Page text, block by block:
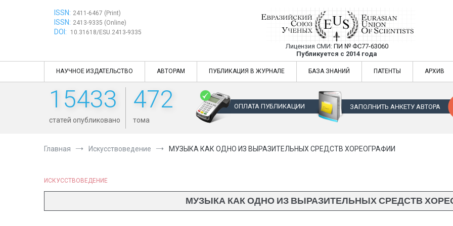
ISSN: 2411-6467 (Print)
ISSN: 2413-9335 (Online)
DOI: 10.31618/ESU.2413-9335
Евразийский Союз Ученых —
Лицензия СМИ: ПИ № ФС77-63060
Публикуется с 2014 года
Евразийский Союз Ученых — публикация научных статей в
НАУЧНОЕ ИЗДАТЕЛЬСТВО АВТОРАМ ПУБЛИКАЦИЯ В ЖУРНАЛЕ БАЗА ЗНАНИЙ ПАТЕНТЫ АРХИВ
15433
статей опубликовано
472
тома
ОПЛАТА ПУБЛИКАЦИИ ЗАПОЛНИТЬ АНКЕТУ АВТОРА
Главная Искусствоведение МУЗЫКА КАК ОДНО ИЗ ВЫРАЗИТЕЛЬНЫХ СРЕДСТВ ХОРЕОГРАФИИ
ИСКУССТВОВЕДЕНИЕ
МУЗЫКА КАК ОДНО ИЗ ВЫРАЗИТЕЛЬНЫХ СРЕДСТВ